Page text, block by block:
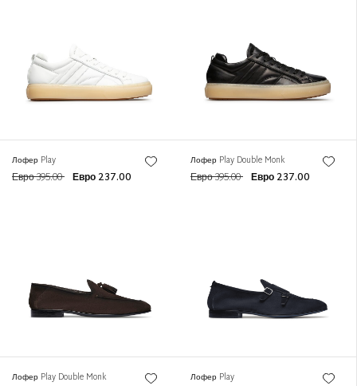
Лофер Play
Евро 395.00 Евро 237.00
Лофер Play Double Monk
Евро 395.00 Евро 237.00
Лофер Play Double Monk Лофер Play